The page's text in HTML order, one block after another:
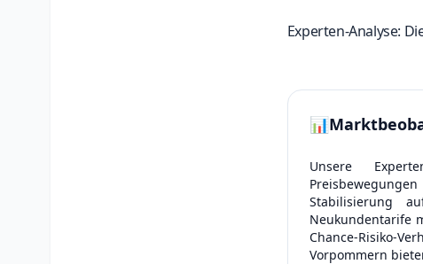
Experten-Analyse:
📊
Unsere
Stabilisierung
Neukundentarife
Chance-Risiko-
Vorpommern